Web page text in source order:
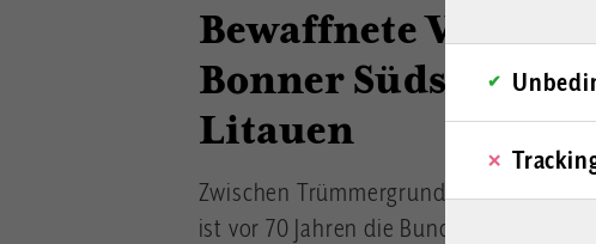
Bewaffnete
Bonner Südstadt
Litauen
Zwischen Trümmergrundstücken und
ist vor 70 Jahren die Bundeswehr aus